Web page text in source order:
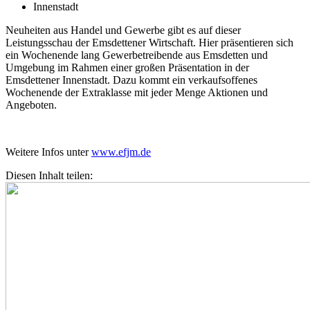
Innenstadt
Neuheiten aus Handel und Gewerbe gibt es auf dieser
Leistungsschau der Emsdettener Wirtschaft. Hier präsentieren sich
ein Wochenende lang Gewerbetreibende aus Emsdetten und
Umgebung im Rahmen einer großen Präsentation in der
Emsdettener Innenstadt. Dazu kommt ein verkaufsoffenes
Wochenende der Extraklasse mit jeder Menge Aktionen und
Angeboten.
Weitere Infos unterwww.efjm.de
Diesen Inhalt teilen: